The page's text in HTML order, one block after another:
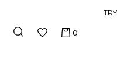
TRY
0